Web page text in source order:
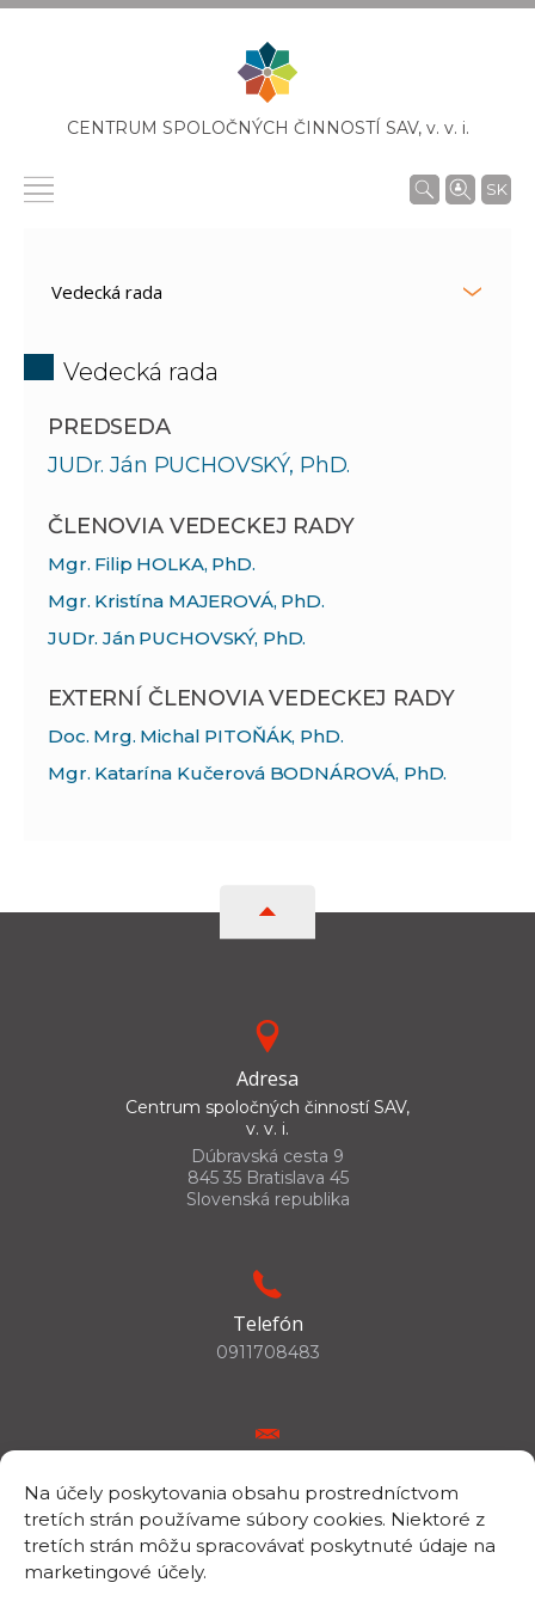
Na účely poskytovania obsahu prostredníctvom
tretích strán používame súbory cookies. Niektoré z
tretích strán môžu spracovávať poskytnuté údaje na
marketingové účely.
CENTRUM SPOLOČNÝCH ČINNOSTÍ SAV, v. v. i.
SK
Vedecká rada
PREDSEDA
JUDr. Ján PUCHOVSKÝ, PhD.
ČLENOVIA VEDECKEJ RADY
Mgr. Filip HOLKA, PhD.
Mgr. Kristína MAJEROVÁ, PhD.
JUDr. Ján PUCHOVSKÝ, PhD.
EXTERNÍ ČLENOVIA VEDECKEJ RADY
Doc. Mrg. Michal PITOŇÁK, PhD.
Mgr. Katarína Kučerová BODNÁROVÁ, PhD.
Adresa
Centrum spoločných činností SAV,
v. v. i.
Dúbravská cesta 9
845 35 Bratislava 45
Slovenská republika
Telefón
0911708483
csc.info@savba.sk